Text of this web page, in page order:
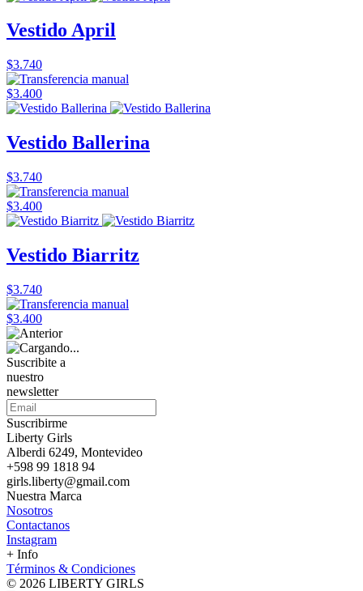
Vestido April
$3.740
$3.400
Vestido Ballerina
$3.740
$3.400
Vestido Biarritz
$3.740
$3.400
Suscribite a
nuestro
newsletter
Suscribirme
Liberty Girls
Alberdi 6249, Montevideo
+598 99 1818 94
girls.liberty@gmail.com
Nuestra Marca
Nosotros
Contactanos
Instagram
+ Info
Términos & Condiciones
© 2026 LIBERTY GIRLS